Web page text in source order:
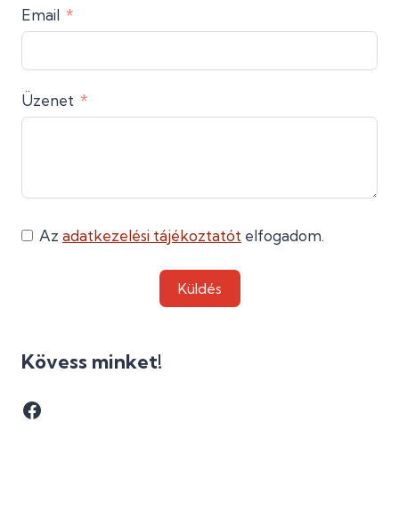
Email
Üzenet
Az adatkezelési tájékoztatót elfogadom.
Küldés
Kövess minket!
Facebook